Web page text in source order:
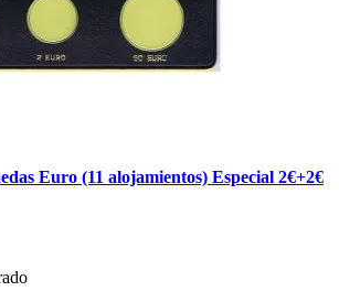
Euro (11 alojamientos) Especial 2€+2€